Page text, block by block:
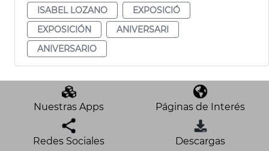
ISABEL LOZANO
EXPOSICIÓ
EXPOSICIÓN
ANIVERSARI
ANIVERSARIO
Nuestras Apps Páginas de Interés
Redes Sociales Descargas